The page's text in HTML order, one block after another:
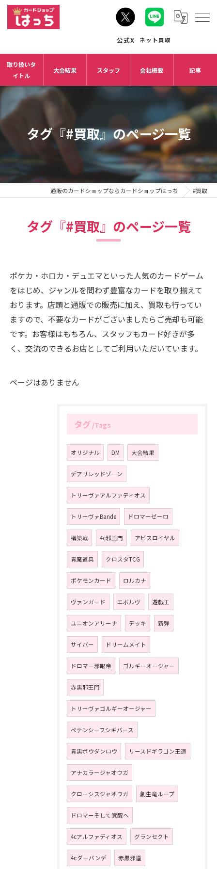
取り扱いタ
イトル
大会結果 スタッフ 会社概要 記事
タグ『#買取』のページ一覧
通販のカードショップならカードショップはっち #買取
タグ『#買取』のページ一覧
ポケカ・ホロカ・デュエマといった人気のカードゲーム
をはじめ、ジャンルを問わず豊富なカードを取り揃えて
おります。店頭と通販での販売に加え、買取も行ってい
ますので、不要なカードがございましたらご売却も可能
です。お客様はもちろん、スタッフもカード好きが多
く、交流のできるお店としてご利用いただいています。
ページはありません
タグ Tags
オリジナル DM 大会結果
デアリレッドゾーン
トリーヴァアルファディオス
トリーヴァBande ドロマーゼーロ
構築戦 4c邪王門 アビスロイヤル
青魔道具 クロスタTCG
ポケモンカード ロルカナ
ヴァンガード エボルヴ 遊戯王
ユニオンアリーナ デッキ 新弾
サイバー ドリームメイト
ドロマー邪眼帝 ゴルギーオージャー
赤黒邪王門
トリーヴァゴルギーオージャー
ペテンシーフシギバース
青黒ボウダンロウ リースドギラゴン王道
アナカラージャオウガ
クローシスジャオウガ 創生竜ループ
ドロマーそして覚醒へ
4cアルファディオス グランセクト
4ⅽダーバンデ 赤黒邪道